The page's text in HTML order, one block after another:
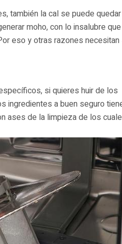
también la cal se puede quedar
moho, con lo insalubre
eso y otras razones necesitan
si quieres huir de los
ingredientes a buen seguro
ases de la limpieza de los